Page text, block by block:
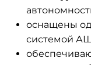
оснащены
системой